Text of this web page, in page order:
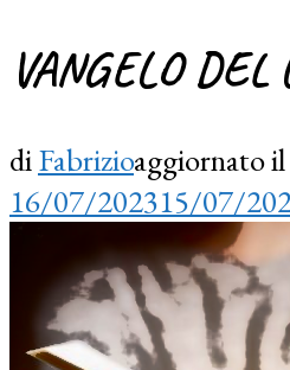
VANGELO DEL
diFabrizioaggiornato il
16/07/202315/07/